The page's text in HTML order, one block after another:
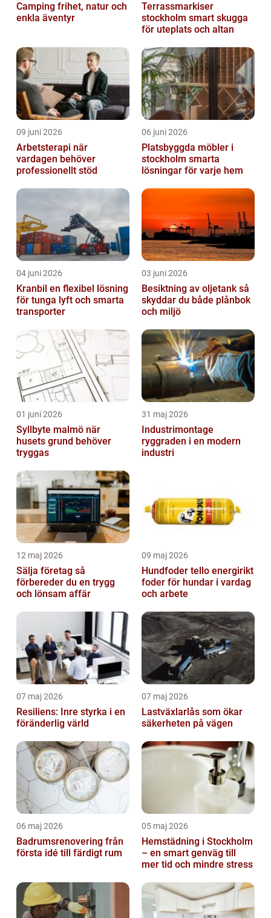
Camping frihet, natur och
enkla äventyr
Terrassmarkiser
stockholm smart skugga
för uteplats och altan
09 juni 2026
Arbetsterapi när
vardagen behöver
professionellt stöd
06 juni 2026
Platsbyggda möbler i
stockholm smarta
lösningar för varje hem
04 juni 2026
Kranbil en flexibel lösning
för tunga lyft och smarta
transporter
03 juni 2026
Besiktning av oljetank så
skyddar du både plånbok
och miljö
01 juni 2026
Syllbyte malmö när
husets grund behöver
tryggas
31 maj 2026
Industrimontage
ryggraden i en modern
industri
12 maj 2026
Sälja företag så
förbereder du en trygg
och lönsam affär
09 maj 2026
Hundfoder tello energirikt
foder för hundar i vardag
och arbete
07 maj 2026
Resiliens: Inre styrka i en
föränderlig värld
07 maj 2026
Lastväxlarlås som ökar
säkerheten på vägen
06 maj 2026
Badrumsrenovering från
första idé till färdigt rum
05 maj 2026
Hemstädning i Stockholm
– en smart genväg till
mer tid och mindre stress